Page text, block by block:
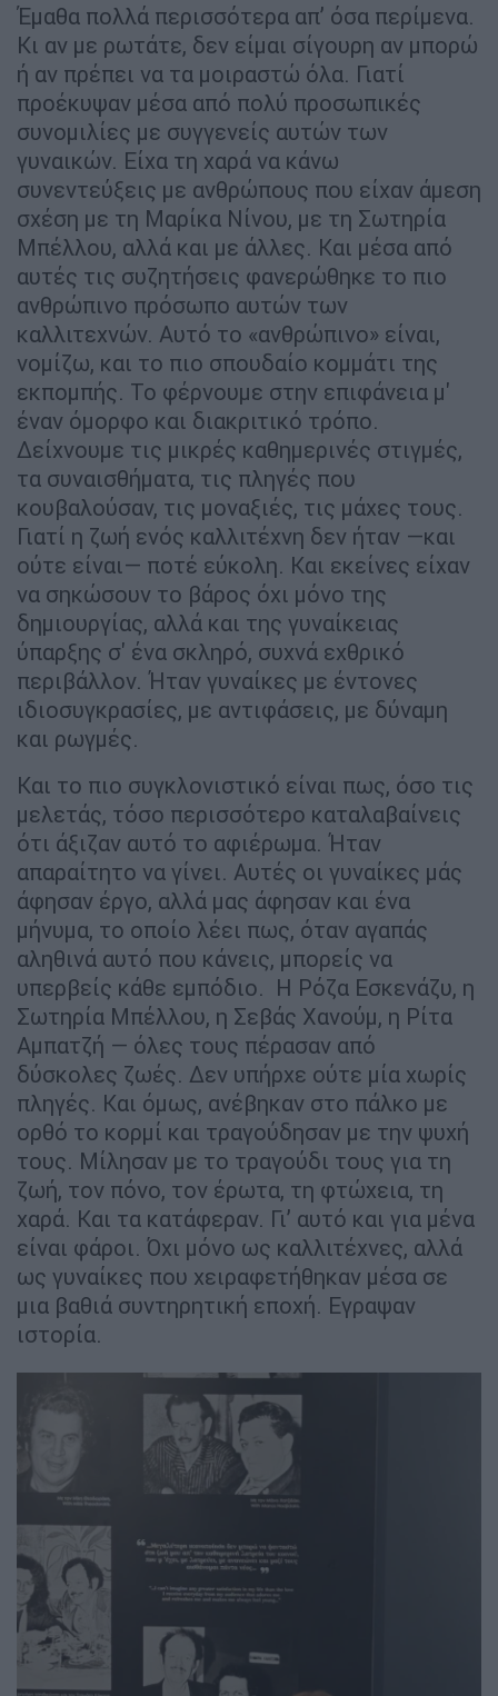
Έμαθα πολλά περισσότερα απ’ όσα περίμενα.
Κι αν με ρωτάτε, δεν είμαι σίγουρη αν μπορώ
ή αν πρέπει να τα μοιραστώ όλα. Γιατί
προέκυψαν μέσα από πολύ προσωπικές
συνομιλίες με συγγενείς αυτών των
γυναικών. Είχα τη χαρά να κάνω
συνεντεύξεις με ανθρώπους που είχαν άμεση
σχέση με τη Μαρίκα Νίνου, με τη Σωτηρία
Μπέλλου, αλλά και με άλλες. Και μέσα από
αυτές τις συζητήσεις φανερώθηκε το πιο
ανθρώπινο πρόσωπο αυτών των
καλλιτεχνών. Αυτό το «ανθρώπινο» είναι,
νομίζω, και το πιο σπουδαίο κομμάτι της
εκπομπής. Το φέρνουμε στην επιφάνεια μ'
έναν όμορφο και διακριτικό τρόπο.
Δείχνουμε τις μικρές καθημερινές στιγμές,
τα συναισθήματα, τις πληγές που
κουβαλούσαν, τις μοναξιές, τις μάχες τους.
Γιατί η ζωή ενός καλλιτέχνη δεν ήταν —και
ούτε είναι— ποτέ εύκολη. Και εκείνες είχαν
να σηκώσουν το βάρος όχι μόνο της
δημιουργίας, αλλά και της γυναίκειας
ύπαρξης σ' ένα σκληρό, συχνά εχθρικό
περιβάλλον. Ήταν γυναίκες με έντονες
ιδιοσυγκρασίες, με αντιφάσεις, με δύναμη
και ρωγμές.
Και το πιο συγκλονιστικό είναι πως, όσο τις
μελετάς, τόσο περισσότερο καταλαβαίνεις
ότι άξιζαν αυτό το αφιέρωμα. Ήταν
απαραίτητο να γίνει. Αυτές οι γυναίκες μάς
άφησαν έργο, αλλά μας άφησαν και ένα
μήνυμα, το οποίο λέει πως, όταν αγαπάς
αληθινά αυτό που κάνεις, μπορείς να
υπερβείς κάθε εμπόδιο. Η Ρόζα Εσκενάζυ, η
Σωτηρία Μπέλλου, η Σεβάς Χανούμ, η Ρίτα
Αμπατζή — όλες τους πέρασαν από
δύσκολες ζωές. Δεν υπήρχε ούτε μία χωρίς
πληγές. Και όμως, ανέβηκαν στο πάλκο με
ορθό το κορμί και τραγούδησαν με την ψυχή
τους. Μίλησαν με το τραγούδι τους για τη
ζωή, τον πόνο, τον έρωτα, τη φτώχεια, τη
χαρά. Και τα κατάφεραν. Γι’ αυτό και για μένα
είναι φάροι. Όχι μόνο ως καλλιτέχνες, αλλά
ως γυναίκες που χειραφετήθηκαν μέσα σε
μια βαθιά συντηρητική εποχή. Εγραψαν
ιστορία.